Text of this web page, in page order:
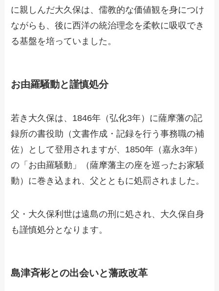
に親しんだ大久保は、儒教的な価値観を身につけ
ながらも、後に西洋の統治理念を柔軟に吸収でき
る基盤を培っていました。
お由羅騒動と謹慎処分
若き大久保は、1846年（弘化3年）に薩摩藩の記
録所の書役助（文書作成・記録を行う事務職の補
佐）として登用されますが、1850年（嘉永3年）
の「お由羅騒動」（薩摩藩主の座を巡ったお家騒
動）に巻き込まれ、父とともに処罰されました。
父・大久保利世は遠島の刑に処され、大久保自身
も謹慎処分となります。
島津斉彬との出会いと藩政改革